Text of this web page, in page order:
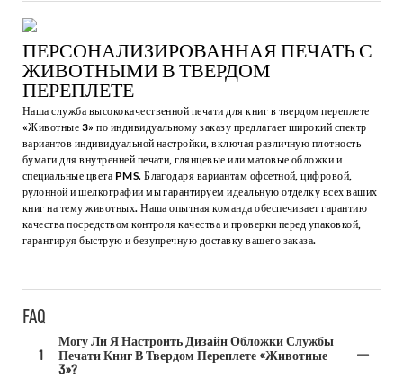
ПЕРСОНАЛИЗИРОВАННАЯ ПЕЧАТЬ С
ЖИВОТНЫМИ В ТВЕРДОМ
ПЕРЕПЛЕТЕ
Наша служба высококачественной печати для книг в твердом переплете
«Животные 3» по индивидуальному заказу предлагает широкий спектр
вариантов индивидуальной настройки, включая различную плотность
бумаги для внутренней печати, глянцевые или матовые обложки и
специальные цвета PMS. Благодаря вариантам офсетной, цифровой,
рулонной и шелкографии мы гарантируем идеальную отделку всех ваших
книг на тему животных. Наша опытная команда обеспечивает гарантию
качества посредством контроля качества и проверки перед упаковкой,
гарантируя быструю и безупречную доставку вашего заказа.
FAQ
1
Могу Ли Я Настроить Дизайн Обложки Службы
Печати Книг В Твердом Переплете «Животные
3»?